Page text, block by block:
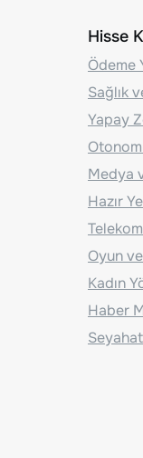
Hisse
Ödeme
Sağlık
Yapay
Medya
Hazır
Telekom
Oyun
Kadın
Haber
Seyahat